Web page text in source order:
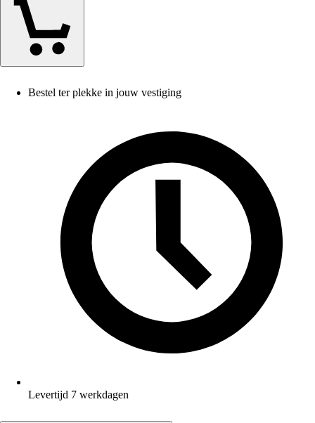
Bestel ter plekke in jouw vestiging
Levertijd 7 werkdagen